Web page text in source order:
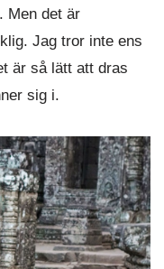
Men det är
Jag tror inte ens
är så lätt att dras
sig i.